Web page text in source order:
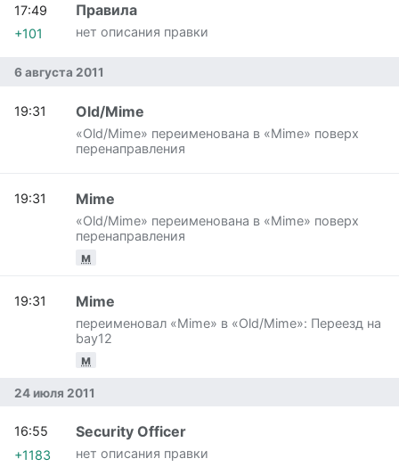
Правила
нет описания правки
17:49
+101
6 августа 2011
Old/Mime
«Old/Mime» переименована в «Mime» поверх
перенаправления
19:31
Mime
«Old/Mime» переименована в «Mime» поверх
перенаправления
м
19:31
Mime
переименовал «Mime» в «Old/Mime»: Переезд на
bay12
м
19:31
24 июля 2011
Security Officer
нет описания правки
16:55
+1183